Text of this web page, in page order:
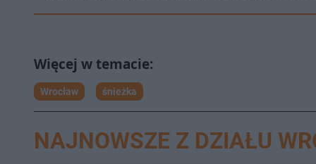
Wrocław śnieżka
NAJNOWSZE Z DZIAŁU